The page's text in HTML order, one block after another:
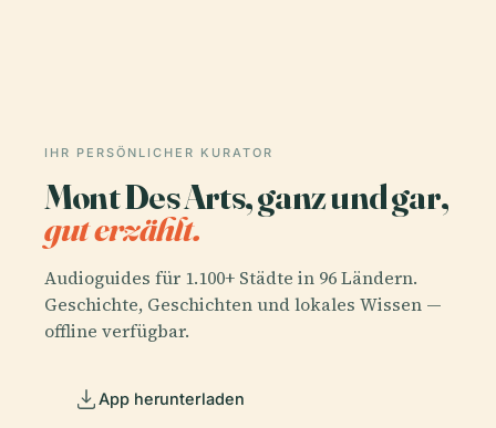
IHR PERSÖNLICHER KURATOR
Mont Des Arts, ganz und gar,
gut erzählt.
Audioguides für 1.100+ Städte in 96 Ländern.
Geschichte, Geschichten und lokales Wissen —
offline verfügbar.
App herunterladen